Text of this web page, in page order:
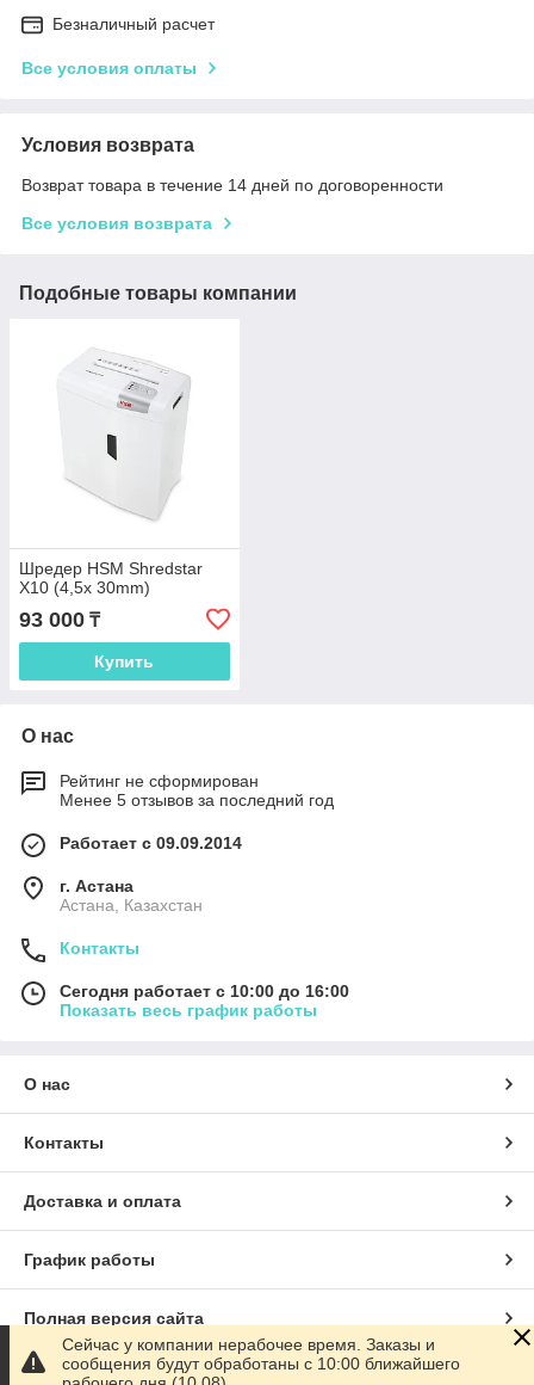
Безналичный расчет
Все условия оплаты
Условия возврата
Возврат товара в течение 14 дней по договоренности
Все условия возврата
Подобные товары компании
Шредер HSM Shredstar
X10 (4,5x 30mm)
93 000 ₸
Купить
О нас
Рейтинг не сформирован
Менее 5 отзывов за последний год
Работает с 09.09.2014
г. Астана
Астана, Казахстан
Контакты
Сегодня работает с 10:00 до 16:00
Показать весь график работы
О нас
Контакты
Доставка и оплата
График работы
Полная версия сайта
Сайт создан на маркетплейсе
Сейчас у компании нерабочее время. Заказы и
сообщения будут обработаны с 10:00 ближайшего